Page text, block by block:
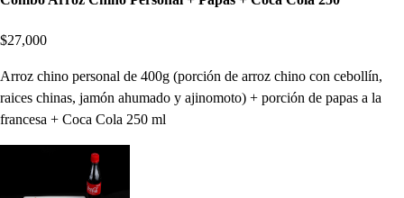
$27,000
Arroz chino personal de 400g (porción de arroz chino con cebollín,
raices chinas, jamón ahumado y ajinomoto) + porción de papas a la
francesa + Coca Cola 250 ml